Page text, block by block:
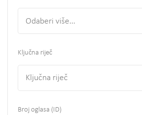
Odaberi više...
Ključna riječ
Broj oglasa (ID)